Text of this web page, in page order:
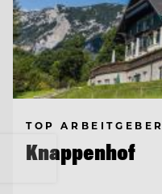
TOP ARBEITGEBER
Knappenhof